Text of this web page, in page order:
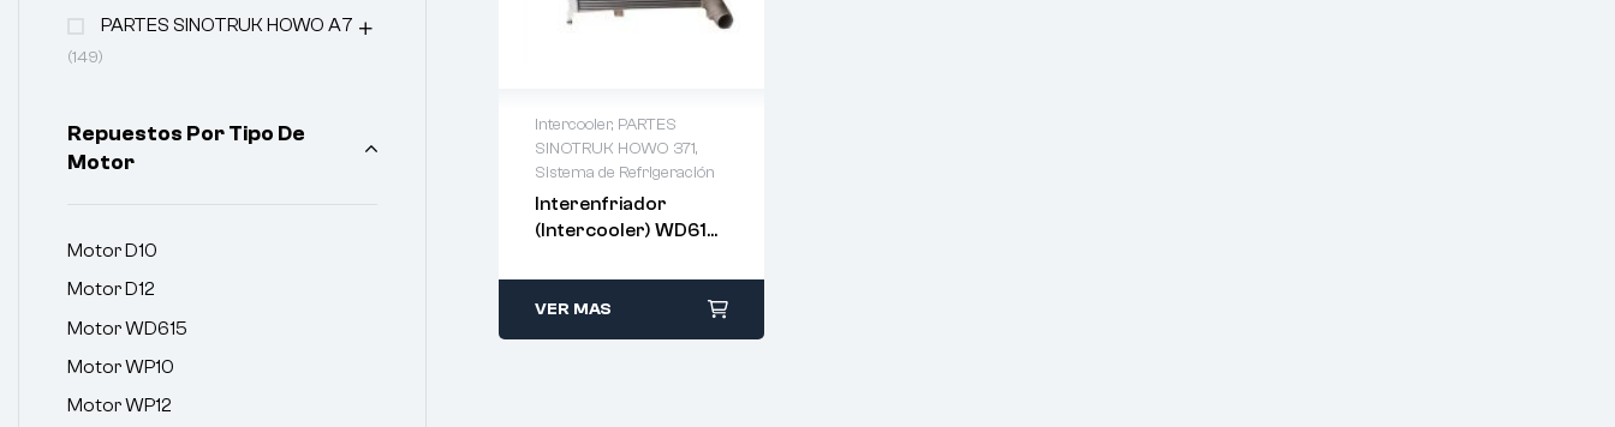
Intercooler, PARTES
SINOTRUK HOWO 371,
Sistema de Refrigeración
Interenfriador
(Intercooler) WD615
VER MAS
PARTES SINOTRUK HOWO A7
(149)
Repuestos Por Tipo De
Motor
Motor D10
Motor D12
Motor WD615
Motor WP10
Motor WP12